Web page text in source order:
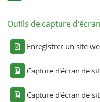
Outils de capture
Enregistrer un site
Capture d'écran de
Capture d'écran de